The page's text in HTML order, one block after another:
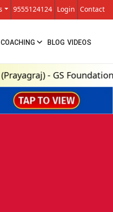
9555124124 Login Contact
BLOG VIDEOS
- GS Foundation (P+M) :